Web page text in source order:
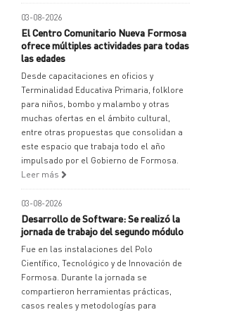
03-08-2026
El Centro Comunitario Nueva Formosa
ofrece múltiples actividades para todas
las edades
Desde capacitaciones en oficios y
Terminalidad Educativa Primaria, folklore
para niños, bombo y malambo y otras
muchas ofertas en el ámbito cultural,
entre otras propuestas que consolidan a
este espacio que trabaja todo el año
impulsado por el Gobierno de Formosa.
Leer más
03-08-2026
Desarrollo de Software: Se realizó la
jornada de trabajo del segundo módulo
Fue en las instalaciones del Polo
Científico, Tecnológico y de Innovación de
Formosa. Durante la jornada se
compartieron herramientas prácticas,
casos reales y metodologías para